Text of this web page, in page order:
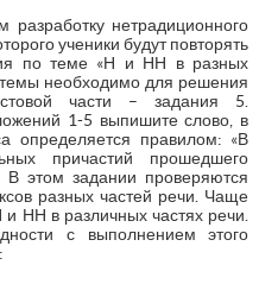
нетрадиционного
ученики будут повторять
по теме «Н и НН в разных
необходимо для решения
части – задания 5.
1-5 выпишите слово, в
определяется правилом: «В
причастий прошедшего
этом задании проверяются
разных частей речи. Чаще
НН в различных частях речи.
с выполнением этого